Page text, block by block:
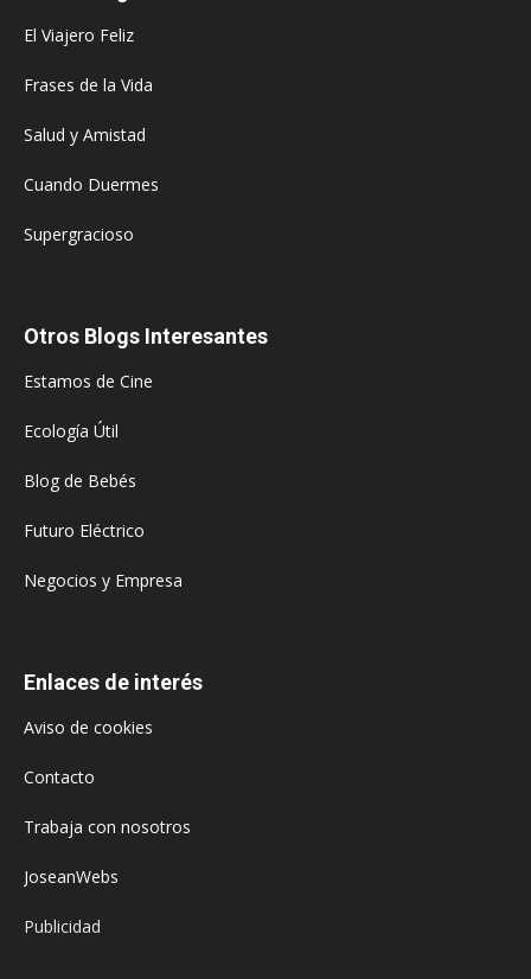
El Viajero Feliz
Frases de la Vida
Salud y Amistad
Cuando Duermes
Supergracioso
Otros Blogs Interesantes
Estamos de Cine
Ecología Útil
Blog de Bebés
Futuro Eléctrico
Negocios y Empresa
Enlaces de interés
Aviso de cookies
Contacto
Trabaja con nosotros
JoseanWebs
Publicidad